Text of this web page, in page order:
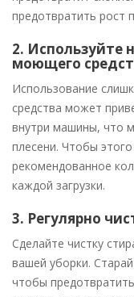
предотвратить рост
2. Используйте
моющего
Использование
средства может
внутри машины, что
плесени. Чтобы
рекомендованное
каждой загрузки.
3. Регулярно
Сделайте чистку
вашей уборки.
чтобы